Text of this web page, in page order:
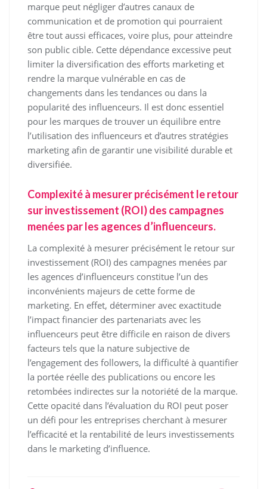
marque peut négliger d’autres canaux de
communication et de promotion qui pourraient
être tout aussi efficaces, voire plus, pour atteindre
son public cible. Cette dépendance excessive peut
limiter la diversification des efforts marketing et
rendre la marque vulnérable en cas de
changements dans les tendances ou dans la
popularité des influenceurs. Il est donc essentiel
pour les marques de trouver un équilibre entre
l’utilisation des influenceurs et d’autres stratégies
marketing afin de garantir une visibilité durable et
diversifiée.
Complexité à mesurer précisément le retour
sur investissement (ROI) des campagnes
menées par les agences d’influenceurs.
La complexité à mesurer précisément le retour sur
investissement (ROI) des campagnes menées par
les agences d’influenceurs constitue l’un des
inconvénients majeurs de cette forme de
marketing. En effet, déterminer avec exactitude
l’impact financier des partenariats avec les
influenceurs peut être difficile en raison de divers
facteurs tels que la nature subjective de
l’engagement des followers, la difficulté à quantifier
la portée réelle des publications ou encore les
retombées indirectes sur la notoriété de la marque.
Cette opacité dans l’évaluation du ROI peut poser
un défi pour les entreprises cherchant à mesurer
l’efficacité et la rentabilité de leurs investissements
dans le marketing d’influence.